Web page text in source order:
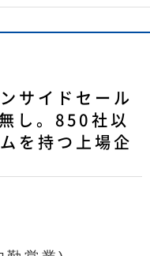
サイドセール
し。850社以
を持つ上場企